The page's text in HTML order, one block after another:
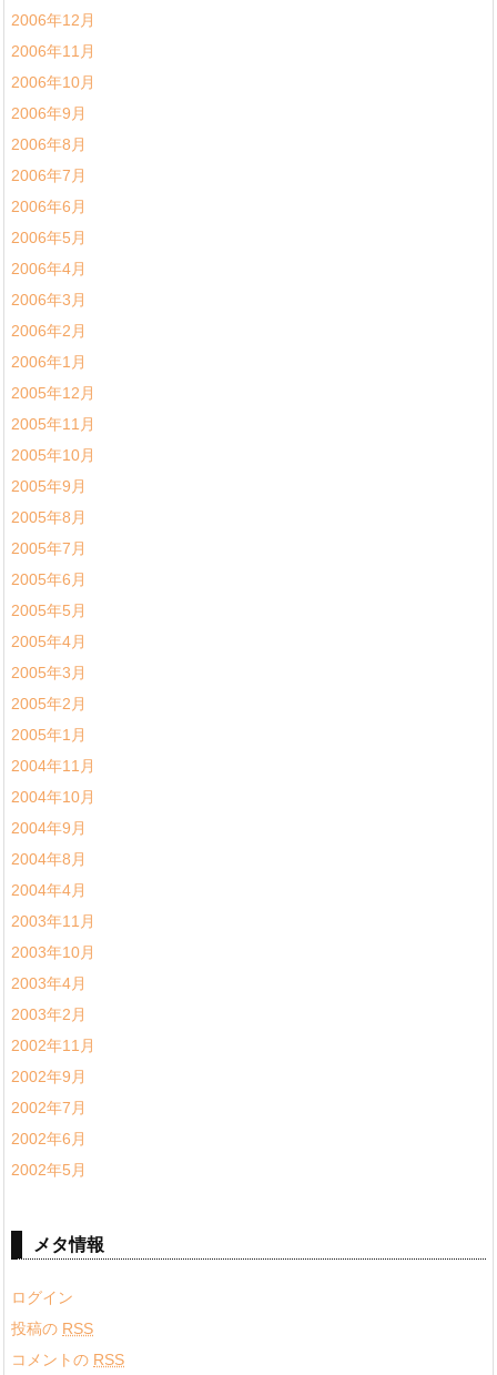
2006年12月
2006年11月
2006年10月
2006年9月
2006年8月
2006年7月
2006年6月
2006年5月
2006年4月
2006年3月
2006年2月
2006年1月
2005年12月
2005年11月
2005年10月
2005年9月
2005年8月
2005年7月
2005年6月
2005年5月
2005年4月
2005年3月
2005年2月
2005年1月
2004年11月
2004年10月
2004年9月
2004年8月
2004年4月
2003年11月
2003年10月
2003年4月
2003年2月
2002年11月
2002年9月
2002年7月
2002年6月
2002年5月
メタ情報
ログイン
投稿の RSS
コメントの RSS